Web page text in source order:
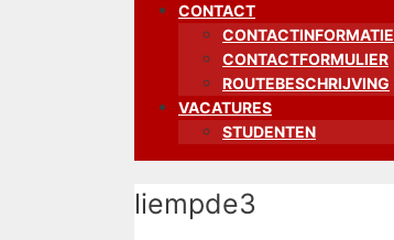
CONTACT
CONTACTINFORMATIE
CONTACTFORMULIER
ROUTEBESCHRIJVING
VACATURES
STUDENTEN
liempde3